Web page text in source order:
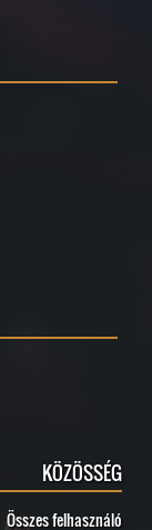
KÖZÖSSÉG
Összes felhasználó